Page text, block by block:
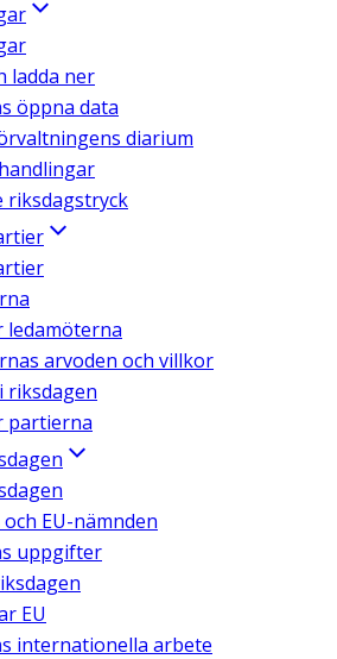
ladda ner
öppna data
diarium
riksdagstryck
ledamöterna
arvoden och villkor
riksdagen
partierna
EU-nämnden
uppgifter
EU
internationella arbete